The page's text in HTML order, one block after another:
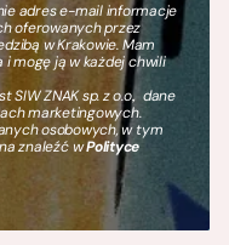
adres e-mail informacje
oferowanych przez
w Krakowie. Mam
mogę ją w każdej chwili
ZNAK sp. z o.o., dane
marketingowych.
osobowych, w tym
znaleźć wPolityce